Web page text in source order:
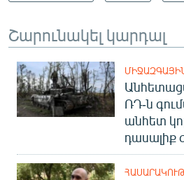
Շարունակել կարդալ
ՌԴ-ն
անհետ
դասալիք